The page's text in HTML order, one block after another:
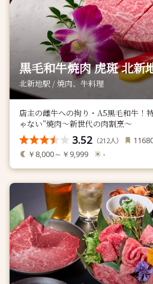
黒毛和牛焼肉 虎斑 北新
北新地駅 / 焼肉、牛料理
店主の雌牛への拘り・A5黒毛和牛！
ゃない”焼肉～新世代の肉割烹～
3.52 （212人）
￥8,000～￥9,999 -